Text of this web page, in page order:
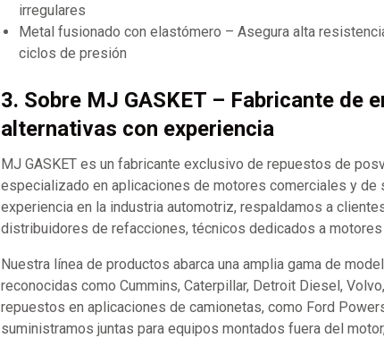
irregulares
Metal fusionado con elastómero – Asegura alta
ciclos de presión
3. Sobre MJ GASKET – Fabricante de
alternativas con experiencia
MJ GASKET es un fabricante exclusivo de repuestos de
especializado en aplicaciones de motores comerciales y de
experiencia en la industria automotriz, respaldamos a
distribuidores de refacciones, técnicos dedicados a
Nuestra línea de productos abarca una amplia gama de
reconocidas como Cummins, Caterpillar, Detroit Diesel,
repuestos en aplicaciones de camionetas, como Ford
suministramos juntas para equipos montados fuera del